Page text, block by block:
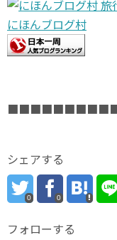
にほんブログ村
シェアする
0 0
フォローする